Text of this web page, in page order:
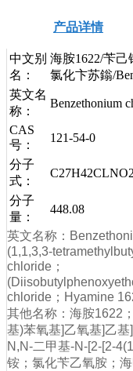
产品详情
中文别
名：
海胺1622/苄己
氯化卞苏鎓/
英文名
称：
Benzethonium
CAS
号：
121-54-0
分子
式：
C27H42CLNO2
分子
量：
448.08
英文名称：
(1,1,3,3-
chloride；
chloride；Hyamine
其他名称：海胺1622
基)苯氧基]乙氧基]乙
N,N-二甲基-N-[2-[2-
铵；氯化苄乙氧胺；